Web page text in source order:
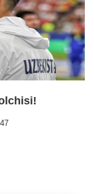
47